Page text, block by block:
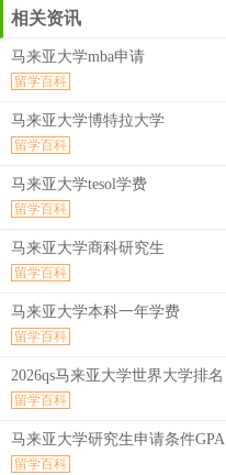
相关资讯
马来亚大学mba申请
留学百科
马来亚大学博特拉大学
留学百科
马来亚大学tesol学费
留学百科
马来亚大学商科研究生
留学百科
马来亚大学本科一年学费
留学百科
2026qs马来亚大学世界大学排名
留学百科
马来亚大学研究生申请条件GPA
留学百科